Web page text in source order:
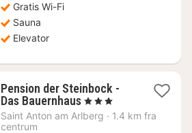
Gratis Wi-Fi
Sauna
Elevator
Pension der Steinbock -
Das Bauernhaus1
nat
, 3 Stjerner
Saint Anton am Arlberg · 1.4 km fra
centrum